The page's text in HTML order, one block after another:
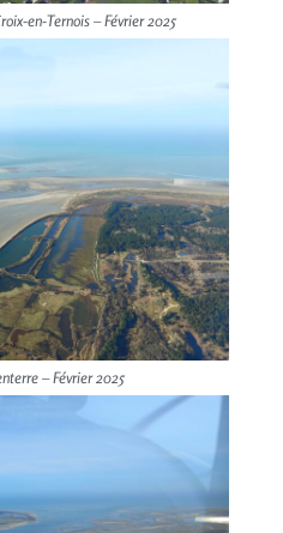
en-Ternois – Février 2025
– Février 2025